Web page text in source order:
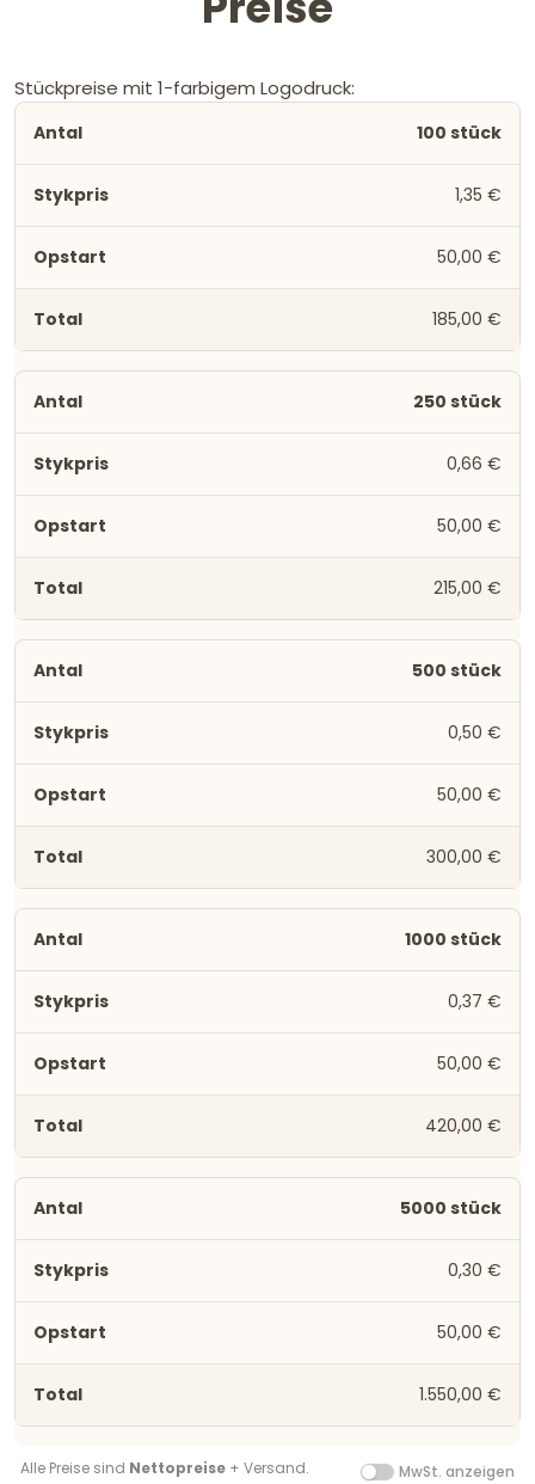
Stückpreise mit 1-farbigem Logodruck:
100 stück
1,35 €
50,00 €
185,00 €
250 stück
0,66 €
50,00 €
215,00 €
500 stück
0,50 €
50,00 €
300,00 €
1000 stück
0,37 €
50,00 €
420,00 €
5000 stück
0,30 €
50,00 €
1.550,00 €
Alle Preise sind Nettopreise + Versand.
MwSt. anzeigen